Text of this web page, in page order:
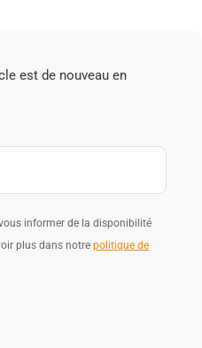
est de nouveau en
informer de la disponibilité
plus dans notre politique de